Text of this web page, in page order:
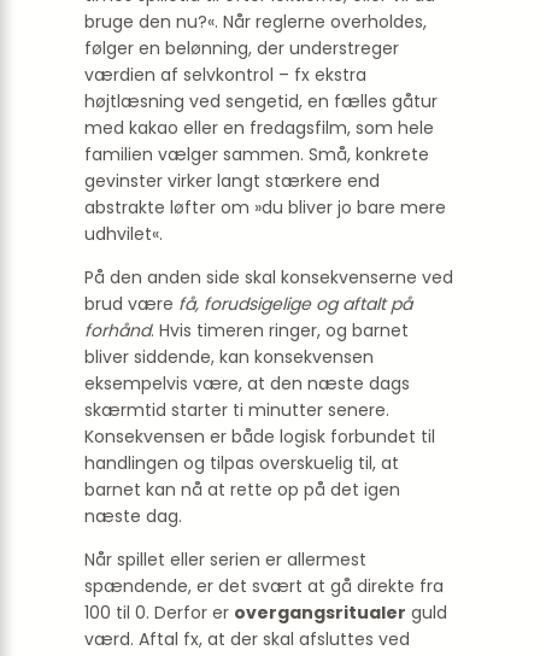
bruge den nu?«. Når reglerne overholdes,
følger en belønning, der understreger
værdien af selvkontrol – fx ekstra
højtlæsning ved sengetid, en fælles gåtur
med kakao eller en fredagsfilm, som hele
familien vælger sammen. Små, konkrete
gevinster virker langt stærkere end
abstrakte løfter om »du bliver jo bare mere
udhvilet«.
På den anden side skal konsekvenserne ved
brud være få, forudsigelige og aftalt på
forhånd. Hvis timeren ringer, og barnet
bliver siddende, kan konsekvensen
eksempelvis være, at den næste dags
skærmtid starter ti minutter senere.
Konsekvensen er både logisk forbundet til
handlingen og tilpas overskuelig til, at
barnet kan nå at rette op på det igen
næste dag.
Når spillet eller serien er aller­mest
spændende, er det svært at gå direkte fra
100 til 0. Derfor er overgangsritualer guld
værd. Aftal fx, at der skal afsluttes ved